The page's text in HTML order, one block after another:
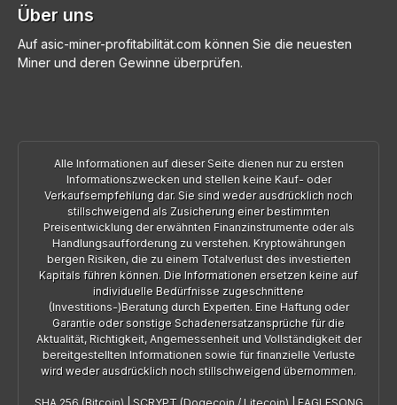
Über uns
Auf asic-miner-profitabilität.com können Sie die neuesten
Miner und deren Gewinne überprüfen.
Alle Informationen auf dieser Seite dienen nur zu ersten
Informationszwecken und stellen keine Kauf- oder
Verkaufsempfehlung dar. Sie sind weder ausdrücklich noch
stillschweigend als Zusicherung einer bestimmten
Preisentwicklung der erwähnten Finanzinstrumente oder als
Handlungsaufforderung zu verstehen. Kryptowährungen
bergen Risiken, die zu einem Totalverlust des investierten
Kapitals führen können. Die Informationen ersetzen keine auf
individuelle Bedürfnisse zugeschnittene
(Investitions-)Beratung durch Experten. Eine Haftung oder
Garantie oder sonstige Schadenersatzansprüche für die
Aktualität, Richtigkeit, Angemessenheit und Vollständigkeit der
bereitgestellten Informationen sowie für finanzielle Verluste
wird weder ausdrücklich noch stillschweigend übernommen.